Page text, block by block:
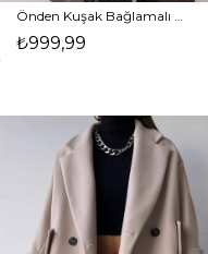
Önden Kuşak Bağlamalı Yarım Geniş Kol Maysa Kadın Kahve Vegan Deri Kaban 23K000226
₺999,99